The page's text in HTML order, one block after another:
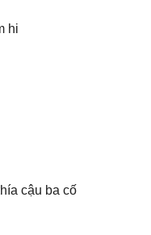
hi
cậu ba cố